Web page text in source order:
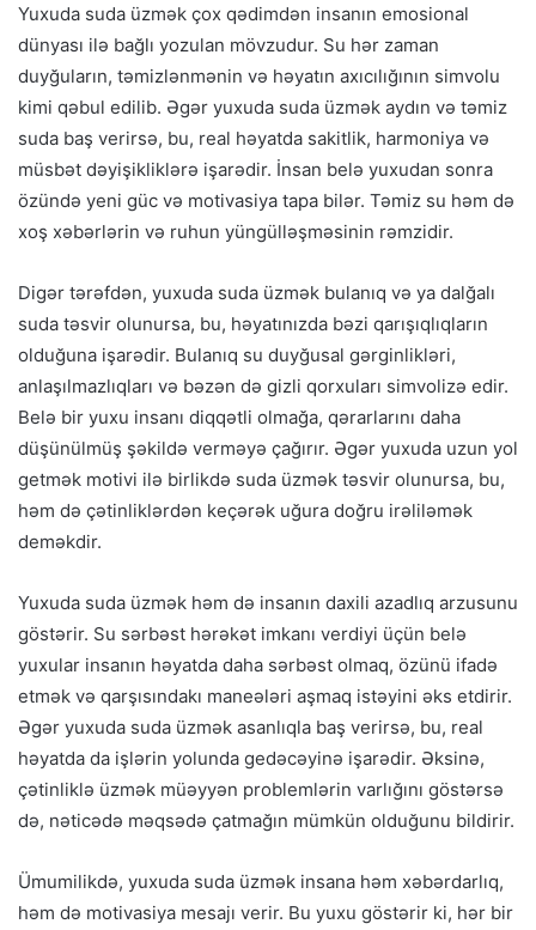
Yuxuda suda üzmək çox qədimdən insanın emosional
dünyası ilə bağlı yozulan mövzudur. Su hər zaman
duyğuların, təmizlənmənin və həyatın axıcılığının simvolu
kimi qəbul edilib. Əgər yuxuda suda üzmək aydın və təmiz
suda baş verirsə, bu, real həyatda sakitlik, harmoniya və
müsbət dəyişikliklərə işarədir. İnsan belə yuxudan sonra
özündə yeni güc və motivasiya tapa bilər. Təmiz su həm də
xoş xəbərlərin və ruhun yüngülləşməsinin rəmzidir.
Digər tərəfdən, yuxuda suda üzmək bulanıq və ya dalğalı
suda təsvir olunursa, bu, həyatınızda bəzi qarışıqlıqların
olduğuna işarədir. Bulanıq su duyğusal gərginlikləri,
anlaşılmazlıqları və bəzən də gizli qorxuları simvolizə edir.
Belə bir yuxu insanı diqqətli olmağa, qərarlarını daha
düşünülmüş şəkildə verməyə çağırır. Əgər yuxuda uzun yol
getmək motivi ilə birlikdə suda üzmək təsvir olunursa, bu,
həm də çətinliklərdən keçərək uğura doğru irəliləmək
deməkdir.
Yuxuda suda üzmək həm də insanın daxili azadlıq arzusunu
göstərir. Su sərbəst hərəkət imkanı verdiyi üçün belə
yuxular insanın həyatda daha sərbəst olmaq, özünü ifadə
etmək və qarşısındakı maneələri aşmaq istəyini əks etdirir.
Əgər yuxuda suda üzmək asanlıqla baş verirsə, bu, real
həyatda da işlərin yolunda gedəcəyinə işarədir. Əksinə,
çətinliklə üzmək müəyyən problemlərin varlığını göstərsə
də, nəticədə məqsədə çatmağın mümkün olduğunu bildirir.
Ümumilikdə, yuxuda suda üzmək insana həm xəbərdarlıq,
həm də motivasiya mesajı verir. Bu yuxu göstərir ki, hər bir